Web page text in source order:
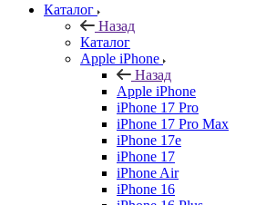
Каталог
Назад
Каталог
Apple iPhone
Назад
Apple iPhone
iPhone 17 Pro
iPhone 17 Pro Max
iPhone 17e
iPhone 17
iPhone Air
iPhone 16